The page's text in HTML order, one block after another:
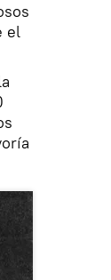
el